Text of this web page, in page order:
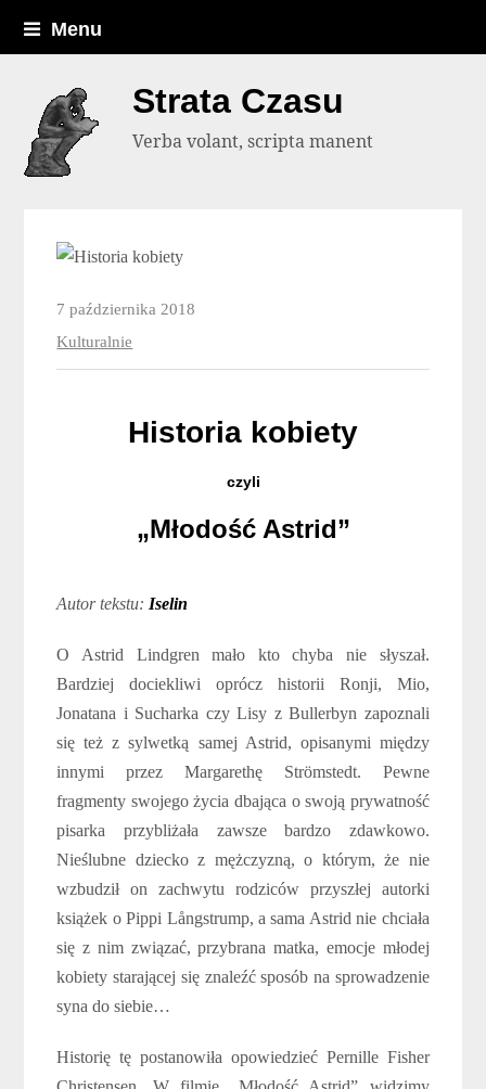
Menu
Strata Czasu
Verba volant, scripta manent
7 października 2018
Kulturalnie
Historia kobiety
czyli
„Młodość Astrid”
Autor tekstu: Iselin
O Astrid Lindgren mało kto chyba nie słyszał.
Bardziej dociekliwi oprócz historii Ronji, Mio,
Jonatana i Sucharka czy Lisy z Bullerbyn zapoznali
się też z sylwetką samej Astrid, opisanymi między
innymi przez Margarethę Strömstedt. Pewne
fragmenty swojego życia dbająca o swoją prywatność
pisarka przybliżała zawsze bardzo zdawkowo.
Nieślubne dziecko z mężczyzną, o którym, że nie
wzbudził on zachwytu rodziców przyszłej autorki
książek o Pippi Långstrump, a sama Astrid nie chciała
się z nim związać, przybrana matka, emocje młodej
kobiety starającej się znaleźć sposób na sprowadzenie
syna do siebie…
Historię tę postanowiła opowiedzieć Pernille Fisher